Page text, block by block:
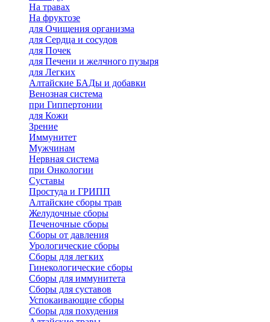
На травах
На фруктозе
для Очищения организма
для Сердца и сосудов
для Почек
для Печени и желчного пузыря
для Легких
Алтайские БАДы и добавки
Венозная система
при Гиппертонии
для Кожи
Зрение
Иммунитет
Мужчинам
Нервная система
при Онкологии
Суставы
Простуда и ГРИПП
Алтайские сборы трав
Желудочные сборы
Печеночные сборы
Сборы от давления
Урологические сборы
Сборы для легких
Гинекологические сборы
Сборы для иммунитета
Сборы для суставов
Успокаивающие сборы
Сборы для похудения